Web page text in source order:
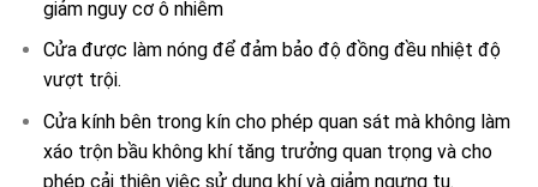
giảm nguy cơ ô nhiễm
Cửa được làm nóng để đảm bảo độ đồng đều nhiệt độ
vượt trội.
Cửa kính bên trong kín cho phép quan sát mà không làm
xáo trộn bầu không khí tăng trưởng quan trọng và cho
phép cải thiện việc sử dụng khí và giảm ngưng tụ.